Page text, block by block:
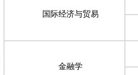
国际经济与贸易
金融学